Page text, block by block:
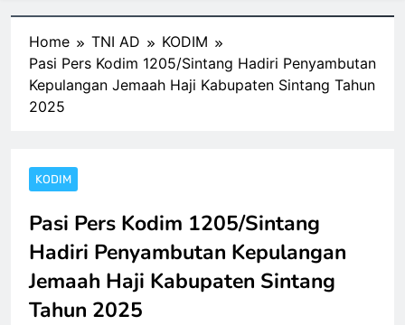
Home TNI AD
KODIM
Pasi Pers Kodim 1205/Sintang Hadiri Penyambutan
Kepulangan Jemaah Haji Kabupaten Sintang Tahun
2025
KODIM
Pasi Pers Kodim 1205/Sintang
Hadiri Penyambutan Kepulangan
Jemaah Haji Kabupaten Sintang
Tahun 2025